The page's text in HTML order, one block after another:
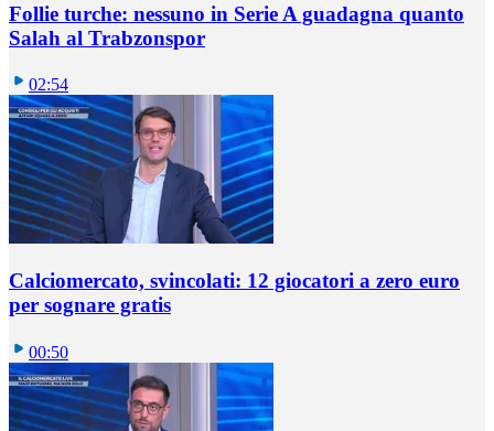
Follie turche: nessuno in Serie A guadagna quanto
Salah al Trabzonspor
02:54
Calciomercato, svincolati: 12 giocatori a zero euro
per sognare gratis
00:50